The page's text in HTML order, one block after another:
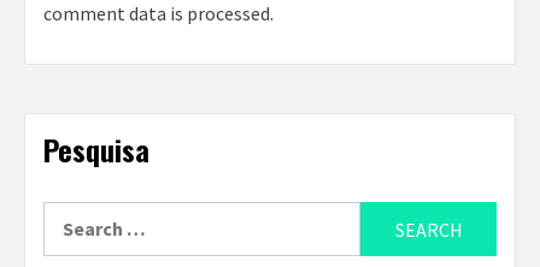
comment data is processed.
Pesquisa